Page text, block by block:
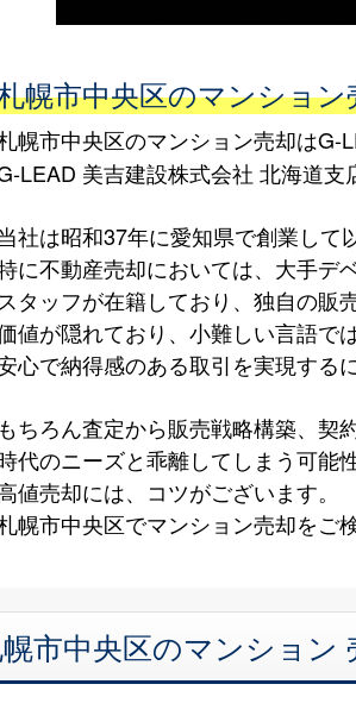
幌市中央区のマンショ
幌市中央区のマンション売却はG-
LEAD 美吉建設株式会社 北海道支
社は昭和37年に愛知県で創業して
に不動産売却においては、大手デ
スタッフが在籍しており、独自の販
値が隠れており、小難しい言語で
心で納得感のある取引を実現する
もちろん査定から販売戦略構築、契
代のニーズと乖離してしまう可能
値売却には、コツがございます。
幌市中央区でマンション売却をご
市中央区のマンション